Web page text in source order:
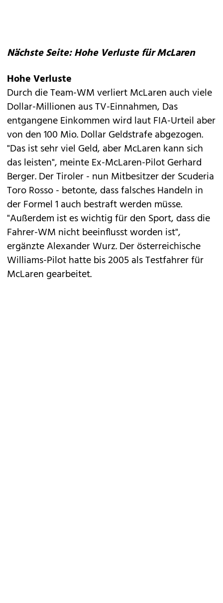
Nächste Seite: Hohe Verluste für McLaren
Hohe Verluste
Durch die Team-WM verliert McLaren auch viele
Dollar-Millionen aus TV-Einnahmen, Das
entgangene Einkommen wird laut FIA-Urteil aber
von den 100 Mio. Dollar Geldstrafe abgezogen.
"Das ist sehr viel Geld, aber McLaren kann sich
das leisten", meinte Ex-McLaren-Pilot Gerhard
Berger. Der Tiroler - nun Mitbesitzer der Scuderia
Toro Rosso - betonte, dass falsches Handeln in
der Formel 1 auch bestraft werden müsse.
"Außerdem ist es wichtig für den Sport, dass die
Fahrer-WM nicht beeinflusst worden ist",
ergänzte Alexander Wurz. Der österreichische
Williams-Pilot hatte bis 2005 als Testfahrer für
McLaren gearbeitet.